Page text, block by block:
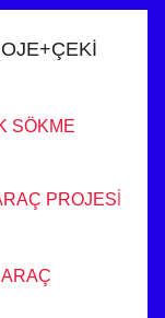
SÖKME
PROJESİ